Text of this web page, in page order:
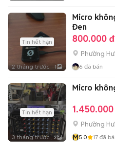
Tin hết hạn
2 tháng trước 1
Micro
Đen
800.000 đ
Phường
6 đã bán
Tin hết hạn
3 tháng trước 3
Micro
Phường
M5.0 17 đã